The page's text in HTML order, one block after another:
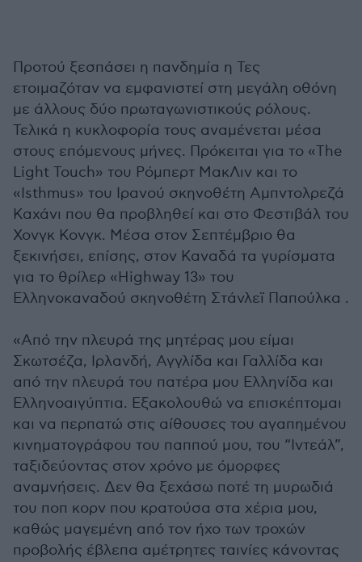
Προτού ξεσπάσει η πανδημία η Τες
ετοιμαζόταν να εμφανιστεί στη μεγάλη οθόνη
με άλλους δύο πρωταγωνιστικούς ρόλους.
Τελικά η κυκλοφορία τους αναμένεται μέσα
στους επόμενους μήνες. Πρόκειται για το «The
Light Touch» του Ρόμπερτ ΜακΛιν και το
«Isthmus» του Ιρανού σκηνοθέτη Αμπντολρεζά
Καχάνι που θα προβληθεί και στο Φεστιβάλ του
Χονγκ Κονγκ. Μέσα στον Σεπτέμβριο θα
ξεκινήσει, επίσης, στον Καναδά τα γυρίσματα
για το θρίλερ «Highway 13» του
Ελληνοκαναδού σκηνοθέτη Στάνλεϊ Παπούλκα .
«Από την πλευρά της μητέρας μου είμαι
Σκωτσέζα, Ιρλανδή, Αγγλίδα και Γαλλίδα και
από την πλευρά του πατέρα μου Ελληνίδα και
Ελληνοαιγύπτια. Εξακολουθώ να επισκέπτομαι
και να περπατώ στις αίθουσες του αγαπημένου
κινηματογράφου του παππού μου, του “Ιντεάλ”,
ταξιδεύοντας στον χρόνο με όμορφες
αναμνήσεις. Δεν θα ξεχάσω ποτέ τη μυρωδιά
του ποπ κορν που κρατούσα στα χέρια μου,
καθώς μαγεμένη από τον ήχο των τροχών
προβολής έβλεπα αμέτρητες ταινίες κάνοντας